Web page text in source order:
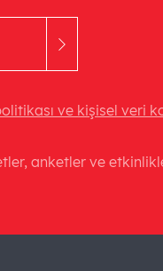
ve kişisel veri
anketler ve